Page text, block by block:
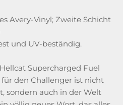
Avery-Vinyl; Zweite Schicht
und UV-beständig.
Supercharged Fuel
den Challenger ist nicht
sondern auch in der Welt